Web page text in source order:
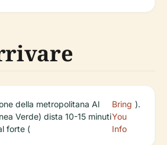
della metropolitana Al
Verde) dista 10-15 minuti
forte (
Bring
You
Info
).